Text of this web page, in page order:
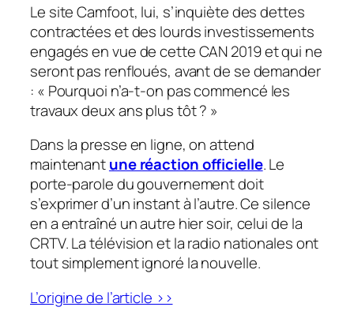
Le site Camfoot, lui, s’inquiète des dettes
contractées et des lourds investissements
engagés en vue de cette CAN 2019 et qui ne
seront pas renfloués, avant de se demander
: « Pourquoi n’a-t-on pas commencé les
travaux deux ans plus tôt? »
Dans la presse en ligne, on attend
maintenantune réaction officielle. Le
porte-parole du gouvernement doit
s’exprimer d’un instant à l’autre. Ce silence
en a entraîné un autre hier soir, celui de la
CRTV. La télévision et la radio nationales ont
tout simplement ignoré la nouvelle.
L’origine de l’article >>